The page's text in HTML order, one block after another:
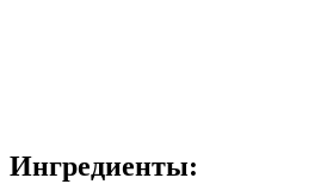
Ингредиенты: